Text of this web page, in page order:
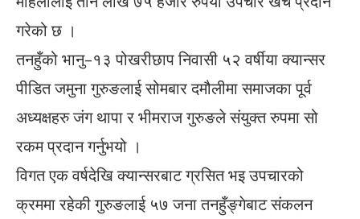
गरेको छ ।
तनहुँको भानु–१३ पोखरीछाप निवासी ५२ वर्षीया क्यान्सर
पीडित जमुना गुरुङलाई सोमबार दमौलीमा समाजका पूर्व
अध्यक्षहरु जंग थापा र भीमराज गुरुङले संयुक्त रुपमा सो
रकम प्रदान गर्नुभयो ।
विगत एक वर्षदेखि क्यान्सरबाट ग्रसित भइ उपचारको
क्रममा रहेकी गुरुङलाई ५७ जना तनहुँङ्गेबाट संकलन